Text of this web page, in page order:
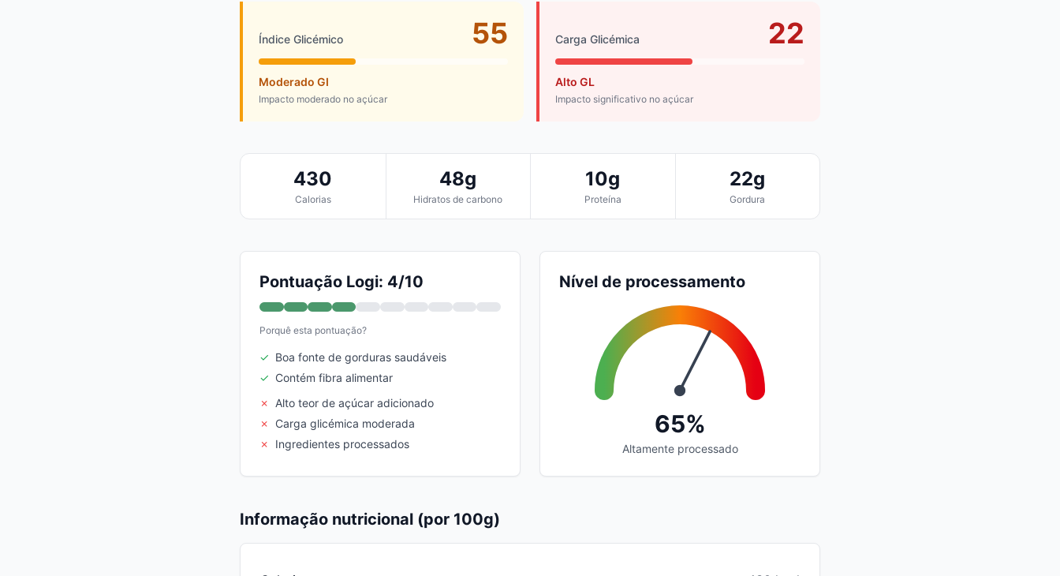
Índice Glicémico 55
Moderado GI
Impacto moderado no açúcar
Carga Glicémica 22
Alto GL
Impacto significativo no açúcar
430
Calorias
48g
Hidratos de carbono
10g
Proteína
22g
Gordura
Pontuação Logi: 4/10
Porquê esta pontuação?
✓ Boa fonte de gorduras saudáveis
✓ Contém fibra alimentar
✗
Alto teor de açúcar adicionado
✗
Carga glicémica moderada
✗
Ingredientes processados
Nível de processamento
65%
Altamente processado
Informação nutricional (por 100g)